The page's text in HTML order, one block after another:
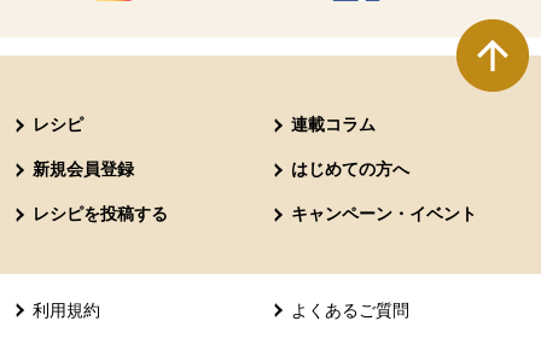
レシピ 連載コラム
新規会員登録 はじめての方へ
レシピを投稿する キャンペーン・イベント
利用規約 よくあるご質問